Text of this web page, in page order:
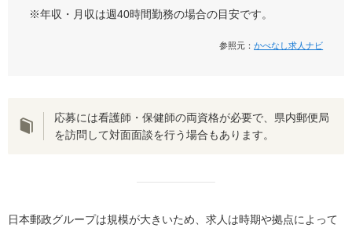
※年収・月収は週40時間勤務の場合の目安です。
参照元：かべなし求人ナビ
応募には看護師・保健師の両資格が必要で、県内郵便局
を訪問して対面面談を行う場合もあります。
日本郵政グループは規模が大きいため、求人は時期や拠点によって